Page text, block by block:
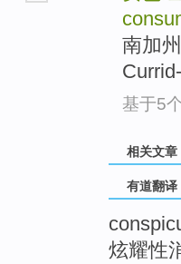
南加
基于5
相关文章
有道翻译
炫耀性